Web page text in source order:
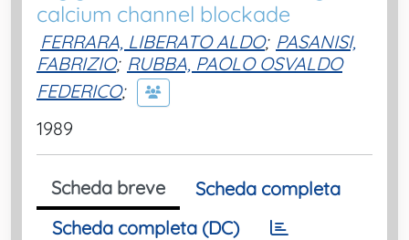
calcium channel blockade
FERRARA, LIBERATO ALDO; PASANISI,
FABRIZIO; RUBBA, PAOLO OSVALDO
FEDERICO;
1989
Scheda breve
Scheda completa
Scheda completa (DC)